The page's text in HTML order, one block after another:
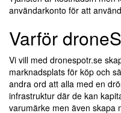
användarkonto för att
Varför
Vi vill med dronespotr.se
marknadsplats för köp och
andra ord att alla med en
infrastruktur där de kan
varumärke men även skapa